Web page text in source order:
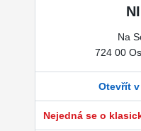
Na
724 00
Otevřít
Nejedná se o